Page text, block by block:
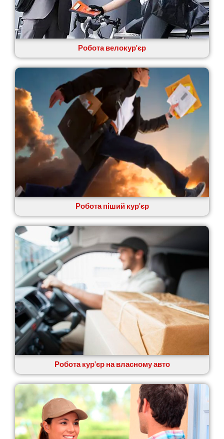
Крюківщина
Крижанівка
Ладижин
Лісники
Лозова
Лубни
Луцьк
Лука-Мелешківська
Львів
Малин
Марганець
Миргород
Мукачево
Нетішин
Ніжин
Микитинці
Миколаїв
Нікополь
Новоолександрівка
Новомосковськ
Новосілки
Нововолинськ
Обухів
Обухівка
Одеса
Острог
Павлоград
Переяслав
Первомайськ
Пісочин
Петриків
Петропавлівська Борщагівка
Підгородне
Погреби
Покров
Полтава
Прилуки
Робота велокур'єр
Робота піший кур'єр
Робота кур'єр на власному авто